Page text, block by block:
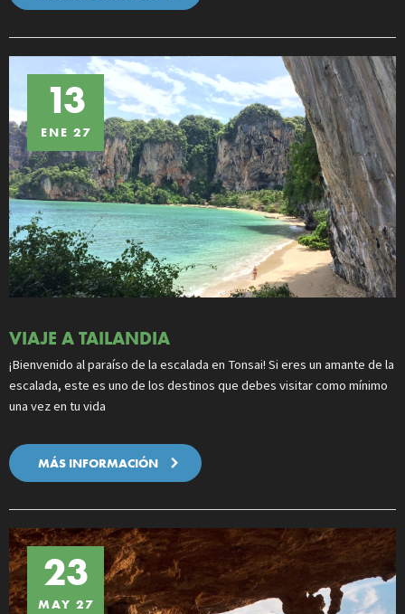
13
ENE 27
VIAJE A TAILANDIA
¡Bienvenido al paraíso de la escalada en Tonsai! Si eres un amante de la
escalada, este es uno de los destinos que debes visitar como mínimo
una vez en tu vida
MÁS INFORMACIÓN
23
MAY 27